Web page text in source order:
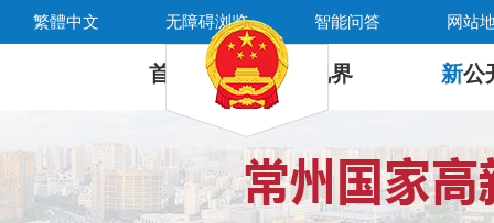
繁體中文 无障碍浏览 智能问答 网站
首 页 新 视界 新公